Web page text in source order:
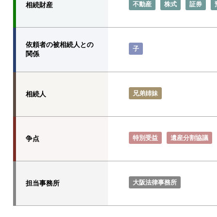
相続財産 不動産 株式 証券
依頼者の被相続人との
関係
子
相続人 兄弟姉妹
争点 特別受益 遺産分割協議
担当事務所 大阪法律事務所